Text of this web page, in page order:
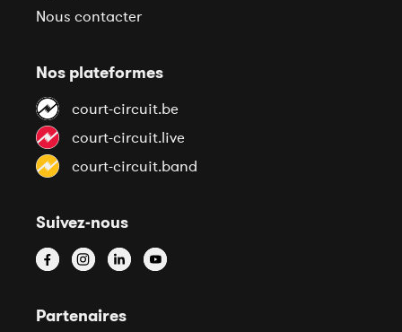
Nous contacter
Nos plateformes
court-circuit.be
court-circuit.live
court-circuit.band
Suivez-nous
Partenaires